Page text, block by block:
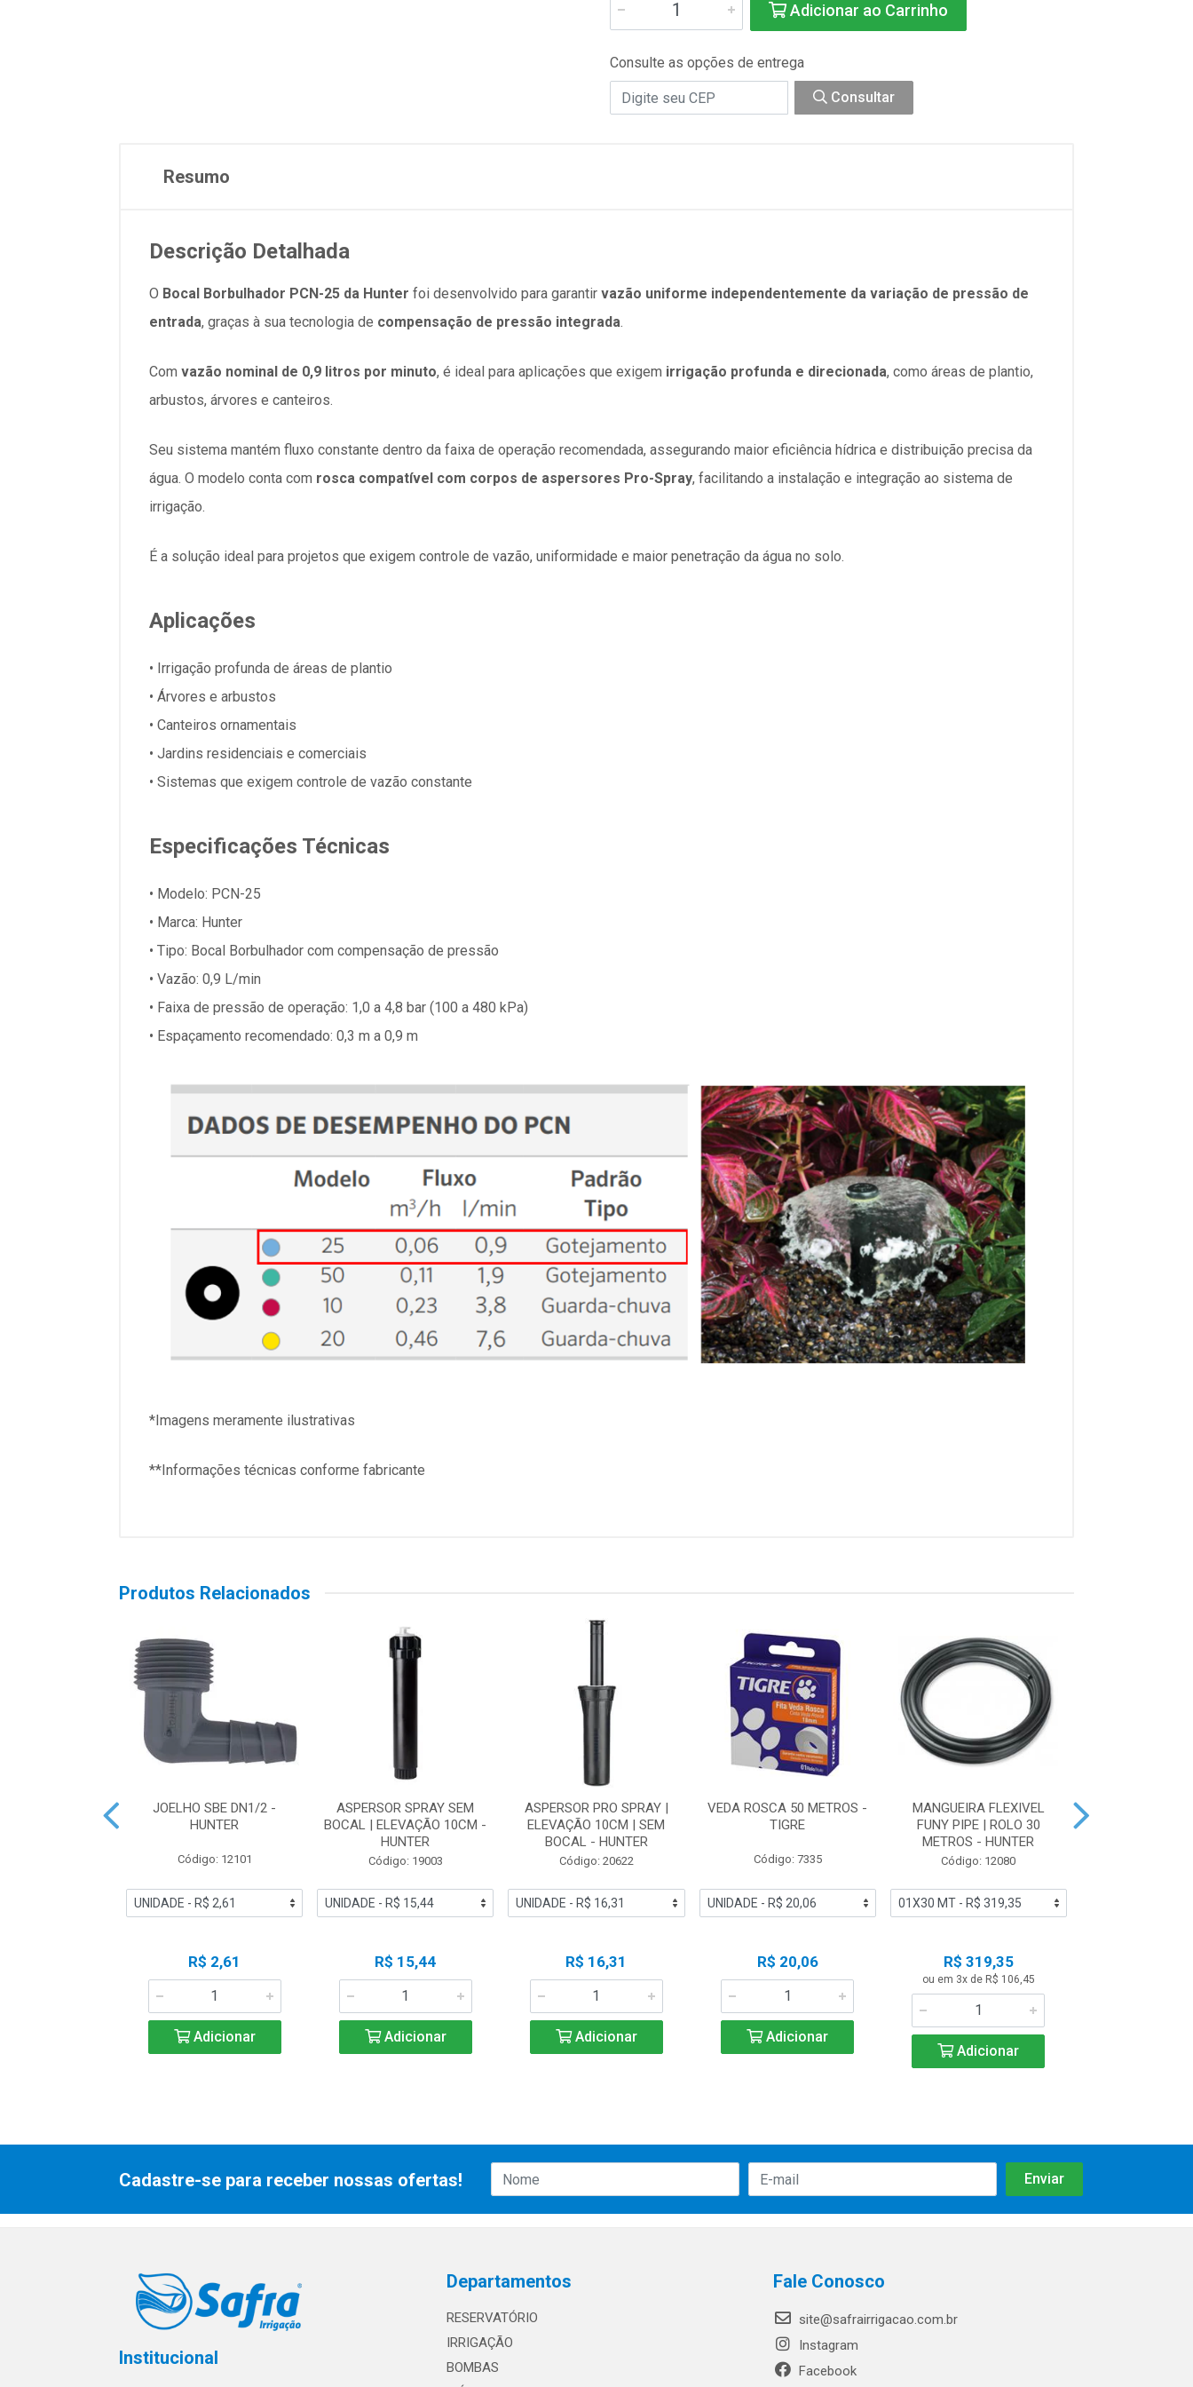
Adicionar ao Carrinho
Consulte as opções de entrega
Consultar
Resumo
Descrição Detalhada
O Bocal Borbulhador PCN-25 da Hunter foi desenvolvido para garantir vazão uniforme independentemente da variação de pressão de
entrada, graças à sua tecnologia de compensação de pressão integrada.
Com vazão nominal de 0,9 litros por minuto, é ideal para aplicações que exigem irrigação profunda e direcionada, como áreas de plantio,
arbustos, árvores e canteiros.
Seu sistema mantém fluxo constante dentro da faixa de operação recomendada, assegurando maior eficiência hídrica e distribuição precisa da
água. O modelo conta com rosca compatível com corpos de aspersores Pro-Spray, facilitando a instalação e integração ao sistema de
irrigação.
É a solução ideal para projetos que exigem controle de vazão, uniformidade e maior penetração da água no solo.
Aplicações
• Irrigação profunda de áreas de plantio
• Árvores e arbustos
• Canteiros ornamentais
• Jardins residenciais e comerciais
• Sistemas que exigem controle de vazão constante
Especificações Técnicas
• Modelo: PCN-25
• Marca: Hunter
• Tipo: Bocal Borbulhador com compensação de pressão
• Vazão: 0,9 L/min
• Faixa de pressão de operação: 1,0 a 4,8 bar (100 a 480 kPa)
• Espaçamento recomendado: 0,3 m a 0,9 m
*Imagens meramente ilustrativas
**Informações técnicas conforme fabricante
Produtos Relacionados
JOELHO SBE DN1/2 -
HUNTER
Código: 12101
R$ 2,61
Adicionar
ASPERSOR SPRAY SEM
BOCAL | ELEVAÇÃO 10CM -
HUNTER
Código: 19003
R$ 15,44
Adicionar
ASPERSOR PRO SPRAY |
ELEVAÇÃO 10CM | SEM
BOCAL - HUNTER
Código: 20622
R$ 16,31
Adicionar
VEDA ROSCA 50 METROS -
TIGRE
Código: 7335
R$ 20,06
Adicionar
MANGUEIRA FLEXIVEL
FUNY PIPE | ROLO 30
METROS - HUNTER
Código: 12080
R$ 319,35
ou em 3x de R$ 106,45
Adicionar
Cadastre-se para receber nossas ofertas!
Institucional
Departamentos
RESERVATÓRIO
IRRIGAÇÃO
BOMBAS
Fale Conosco
site@safrairrigacao.com.br
Instagram
Facebook